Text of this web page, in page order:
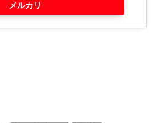
メルカリ